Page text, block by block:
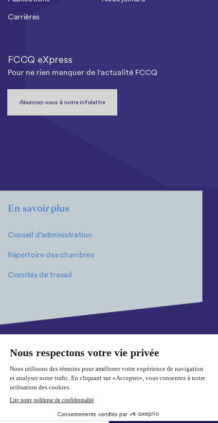
En savoir plus
Conseil d’administration
Répertoire des chambres
Comités de travail
Carrières
FCCQ eXpress
Pour ne rien manquer de l'actualité FCCQ
Abonnez-vous à notre infolettre
© 2026 Fédération des chambres de commerce du Québec. Tous
Plan du site Politique de confidentialité Cookies